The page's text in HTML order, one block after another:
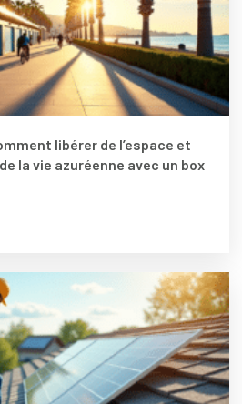
libérer de l’espace et
la vie azuréenne avec un box